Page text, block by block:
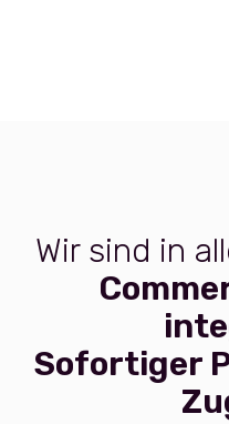
Wir sind in
Sofortiger